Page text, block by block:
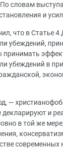
словам
и
что в Статье
убеждений,
принимать
убеждений в
—
декларируют и
в той же